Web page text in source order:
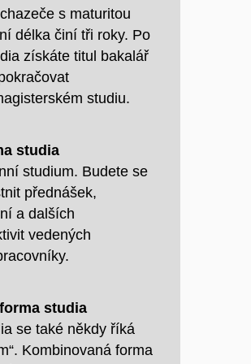
s maturitou
délka činí tři roky. Po
získáte titul bakalář
studiu.
studia
studium. Budete se
přednášek,
a dalších
vedených
studia
se také někdy říká
Kombinovaná forma